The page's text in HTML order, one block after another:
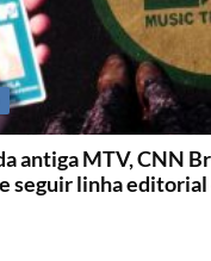
antiga MTV, CNN
seguir linha editorial